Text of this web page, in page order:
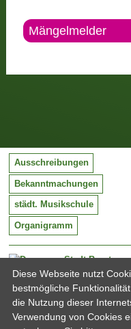
Mängelmelder
Stadt Barntrup
Mittelstraße 38
32683 Barntrup
Tel:
Email:
05263
Ausschreibungen
Bekanntmachungen
städt. Musikschule
Organigramm
Diese Webseite nutzt
bestmögliche
die Nutzung dieser
Verwendung von Cookies